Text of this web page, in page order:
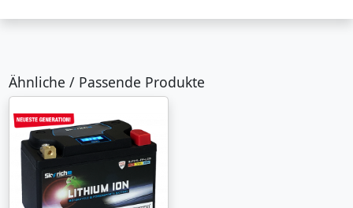
Ähnliche / Passende Produkte